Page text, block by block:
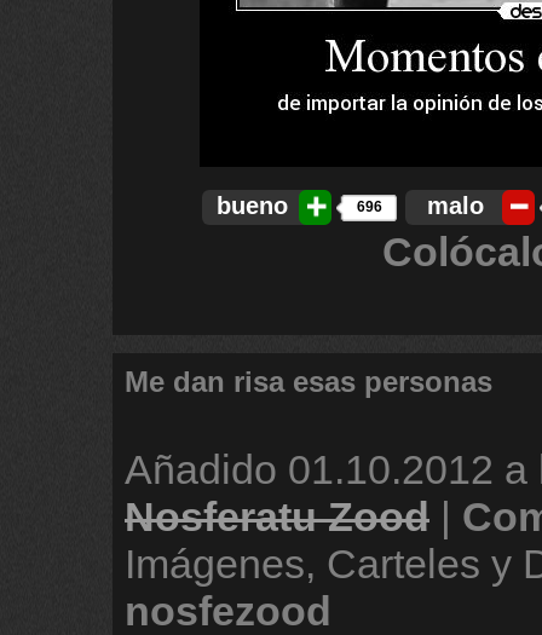
bueno 696 malo
Me dan risa esas personas
Añadido 01.10.2012 a
Nosferatu Zood |
Imágenes, Carteles y
nosfezood